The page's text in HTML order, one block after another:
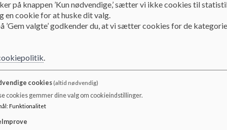
for en fællessamling:
fællessamlinger for indskolingen, mellemtrinnet og udskolingen
band, kahoot, poetryslam, mere elevstyret fællessamlinger,
med musikudvalget i dag om en fællessamling.
Hvad og hvordan? Vi ønsker en online avis. God idé! En redaktion
der kommer ud. Der skal være et regelsæt så der ikke bliver skrevet
voksen der vil være med? Måske online-avis som valghold for 9 klasse
- vi er ikke sikker på navnet endnu. Emil, Jessie og Pippi spørger om der er
med Gregers om dette hurtigst muligt.
på knappen ’Kun nødvendige,’ sætter vi ikke cookies til
en cookie for at huske dit valg.
’Gem valgte’ godkender du, at vi sætter cookies for de
.
cookies(altid nødvendig)
cookies gemmer dine valg om cookieindstillinger.
: Funktionalitet